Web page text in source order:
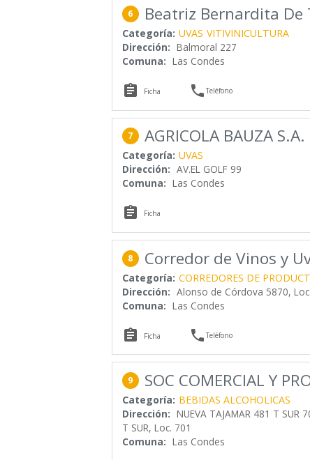
6 Beatriz Bernardita De
Categoría: UVAS VITIVINICULTURA
Dirección: Balmoral 227
Comuna: Las Condes
 Ficha Teléfono
7 AGRICOLA BAUZA S.A.
Categoría: UVAS
Dirección: AV.EL GOLF 99
Comuna: Las Condes
 Ficha
8 Corredor de Vinos y
Categoría: CORREDORES DE
Dirección: Alonso de Córdova 5870,
Comuna: Las Condes
 Ficha Teléfono
9 SOC COMERCIAL Y
Categoría: BEBIDAS ALCOHOLICAS
Dirección: NUEVA TAJAMAR 481 T SUR
T SUR, Loc. 701
Comuna: Las Condes